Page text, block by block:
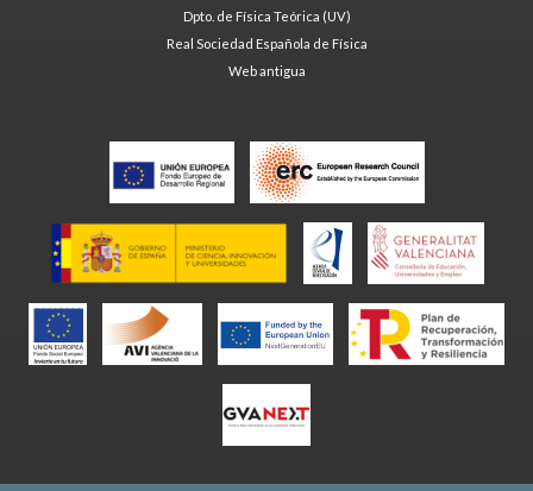
Dpto. de Física Teórica (UV)
Real Sociedad Española de Física
Web antigua